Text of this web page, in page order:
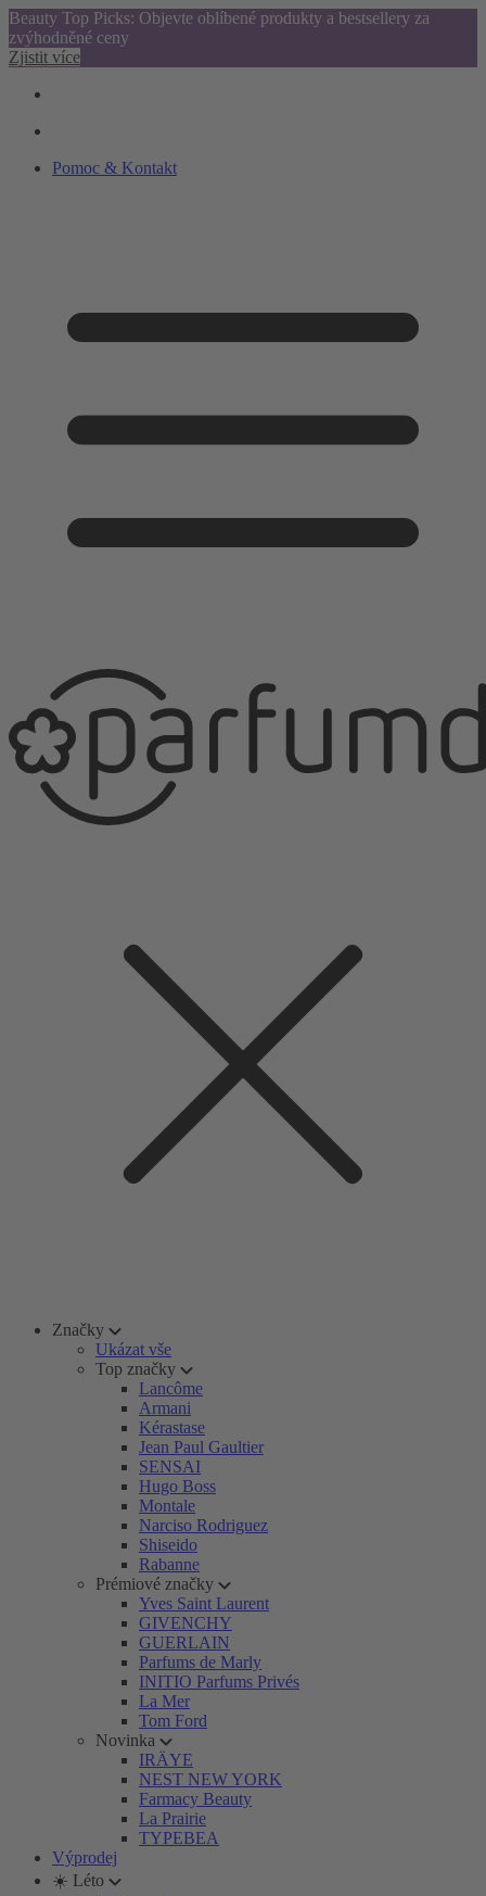
Beauty Top Picks: Objevte oblíbené produkty a bestsellery za
zvýhodněné ceny
Zjistit více
Pomoc & Kontakt
Značky
Ukázat vše
Top značky
Lancôme
Armani
Kérastase
Jean Paul Gaultier
SENSAI
Hugo Boss
Montale
Narciso Rodriguez
Shiseido
Rabanne
Prémiové značky
Yves Saint Laurent
GIVENCHY
GUERLAIN
Parfums de Marly
INITIO Parfums Privés
La Mer
Tom Ford
Novinka
IRÄYE
NEST NEW YORK
Farmacy Beauty
La Prairie
TYPEBEA
Výprodej
☀️ Léto